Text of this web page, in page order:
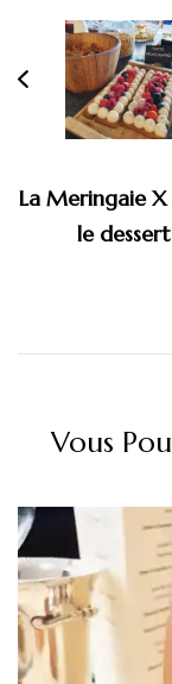
d'article
La Meringaie X
le
Vous